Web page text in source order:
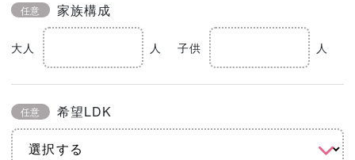
任意 家族構成
大人 人 子供 人
任意 希望LDK